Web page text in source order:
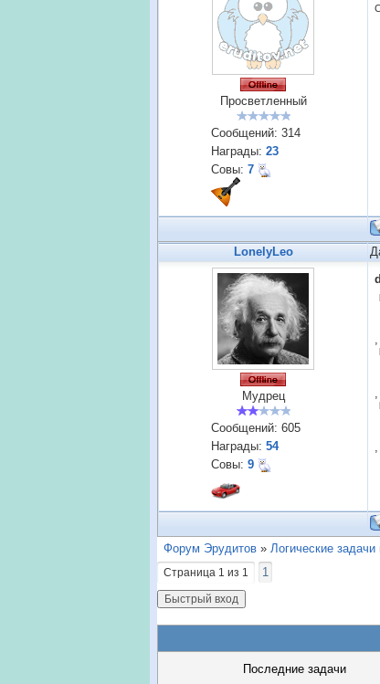
Просветленный
Сообщений: 314
Награды: 23
Совы: 7
LonelyLeo
Мудрец
Сообщений: 605
Награды: 54
Совы: 9
Форум Эрудитов » Логические
Страница 1 из 1
1
Последние задачи